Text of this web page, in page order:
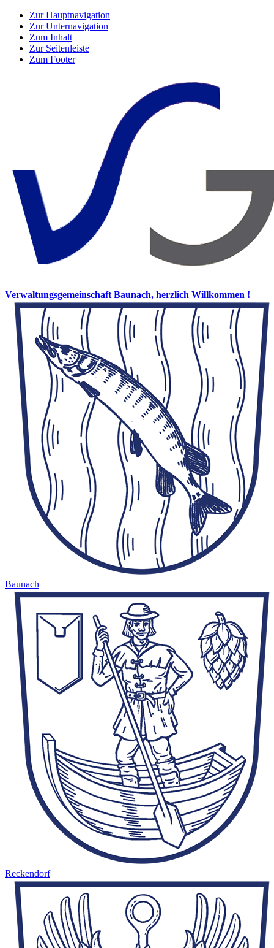
Zur Hauptnavigation
Zur Unternavigation
Zum Inhalt
Zur Seitenleiste
Zum Footer
Verwaltungsgemeinschaft Baunach, herzlich Willkommen !
Baunach
Reckendorf